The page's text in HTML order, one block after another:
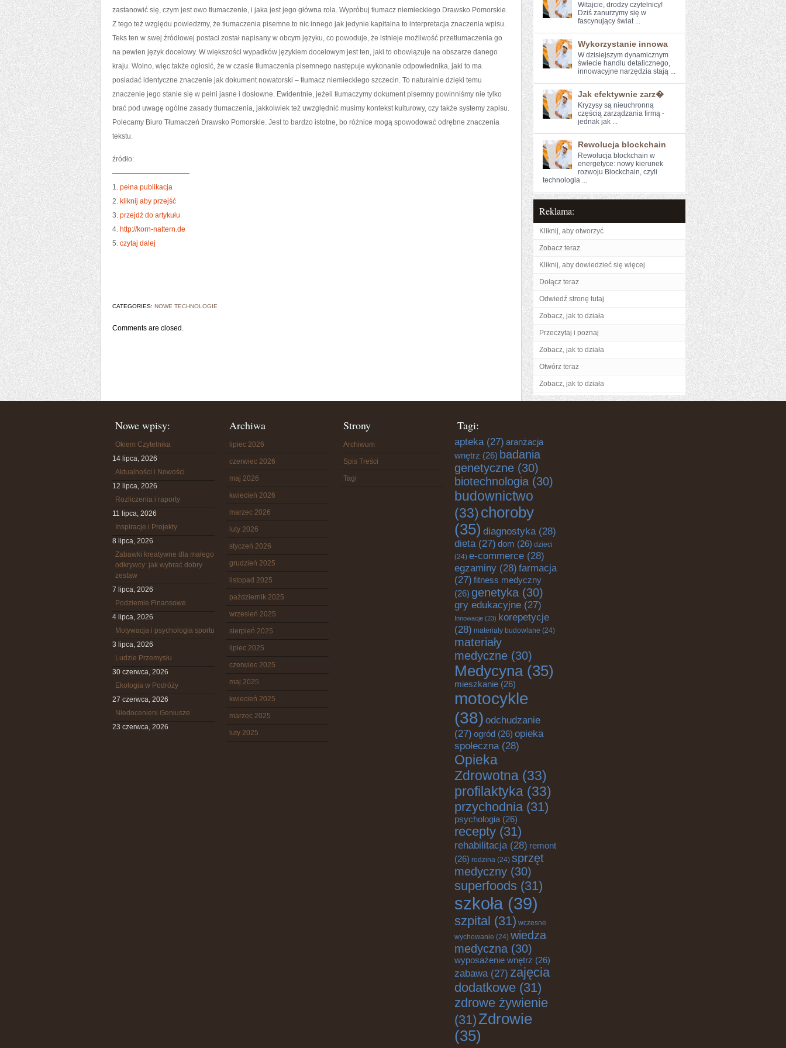
zastanowić się, czym jest owo tłumaczenie, i jaka jest jego główna rola. Wypróbuj tłumacz niemieckiego Drawsko Pomorskie.
Z tego też względu powiedzmy, że tłumaczenia pisemne to nic innego jak jedynie kapitalna to interpretacja znaczenia wpisu.
Teks ten w swej źródłowej postaci został napisany w obcym języku, co powoduje, że istnieje możliwość przetłumaczenia go
na pewien język docelowy. W większości wypadków językiem docelowym jest ten, jaki to obowiązuje na obszarze danego
kraju. Wolno, więc także ogłosić, że w czasie tłumaczenia pisemnego następuje wykonanie odpowiednika, jaki to ma
posiadać identyczne znaczenie jak dokument nowatorski – tłumacz niemieckiego szczecin. To naturalnie dzięki temu
znaczenie jego stanie się w pełni jasne i dosłowne. Ewidentnie, jeżeli tłumaczymy dokument pisemny powinniśmy nie tylko
brać pod uwagę ogólne zasady tłumaczenia, jakkolwiek też uwzględnić musimy kontekst kulturowy, czy także systemy zapisu.
Polecamy Biuro Tłumaczeń Drawsko Pomorskie. Jest to bardzo istotne, bo różnice mogą spowodować odrębne znaczenia
tekstu.
źródło:
———————————
1. pełna publikacja
2. kliknij aby przejść
3. przejdź do artykułu
4. http://korn-nattern.de
5. czytaj dalej
CATEGORIES: NOWE TECHNOLOGIE
Comments are closed.
Witajcie, drodzy⁤ czytelnicy!
Dziś zanurzymy się ‍w
fascynujący świat ...
Wykorzystanie innowa
W⁤ dzisiejszym dynamicznym
świecie ​handlu ‍detalicznego,
innowacyjne narzędzia stają ...
Jak efektywnie zarz�
Kryzysy są nieuchronną
częścią‍ zarządzania⁣ firmą ⁢-
jednak jak ...
Rewolucja blockchain
Rewolucja⁣ blockchain⁣ w
energetyce: nowy kierunek
rozwoju Blockchain, czyli
technologia⁤ ...
Reklama:
Kliknij, aby otworzyć
Zobacz teraz
Kliknij, aby dowiedzieć się więcej
Dołącz teraz
Odwiedź stronę tutaj
Zobacz, jak to działa
Przeczytaj i poznaj
Zobacz, jak to działa
Otwórz teraz
Zobacz, jak to działa
Nowe wpisy:
Okiem Czytelnika
14 lipca, 2026
Aktualności i Nowości
12 lipca, 2026
Rozliczenia i raporty
11 lipca, 2026
Inspiracje i Projekty
8 lipca, 2026
Zabawki kreatywne dla małego
odkrywcy: jak wybrać dobry
zestaw
7 lipca, 2026
Podziemie Finansowe
4 lipca, 2026
Motywacja i psychologia sportu
3 lipca, 2026
Ludzie Przemysłu
30 czerwca, 2026
Ekologia w Podróży
27 czerwca, 2026
Niedocenieni Geniusze
23 czerwca, 2026
Archiwa
lipiec 2026
czerwiec 2026
maj 2026
kwiecień 2026
marzec 2026
luty 2026
styczeń 2026
grudzień 2025
listopad 2025
październik 2025
wrzesień 2025
sierpień 2025
lipiec 2025
czerwiec 2025
maj 2025
kwiecień 2025
marzec 2025
luty 2025
Strony
Archiwum
Spis Treści
Tagi
Tagi:
apteka(27) aranżacja
wnętrz (26) badania
genetyczne (30)
biotechnologia (30)
budownictwo
(33)choroby
(35) diagnostyka(28)
dieta(27) dom (26) dzieci
(24) e-commerce (28)
egzaminy (28) farmacja
(27) fitness medyczny
(26) genetyka (30)
gry edukacyjne (27)
Innowacje (23) korepetycje
(28) materiały budowlane (24)
materiały
medyczne (30)
Medycyna(35)
mieszkanie (26)
motocykle
(38) odchudzanie
(27) ogród (26) opieka
społeczna(28)
Opieka
Zdrowotna (33)
profilaktyka (33)
przychodnia(31)
psychologia (26)
recepty (31)
rehabilitacja(28) remont
(26) rodzina (24) sprzęt
medyczny (30)
superfoods (31)
szkoła (39)
szpital (31) wczesne
wychowanie (24) wiedza
medyczna (30)
wyposażenie wnętrz (26)
zabawa(27) zajęcia
dodatkowe (31)
zdrowe żywienie
(31)Zdrowie
(35)